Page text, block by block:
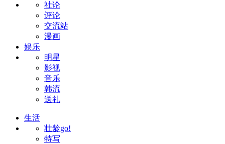
社论
评论
交流站
漫画
娱乐
明星
影视
音乐
韩流
送礼
生活
壮龄go!
特写